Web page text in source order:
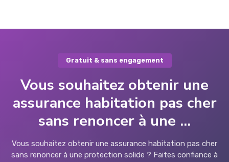
Gratuit & sans engagement
Vous souhaitez obtenir une
assurance habitation pas cher
sans renoncer à une ...
Vous souhaitez obtenir une assurance habitation pas cher
sans renoncer à une protection solide ? Faites confiance à